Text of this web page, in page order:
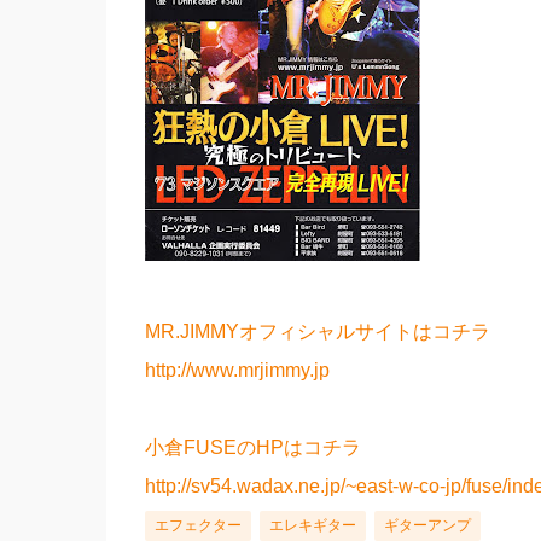
MR.JIMMYオフィシャルサイトはコチラ
http://www.mrjimmy.jp
小倉FUSEのHPはコチラ
http://sv54.wadax.ne.jp/~east-w-co-jp/fuse/
エフェクター エレキギター ギターアンプ